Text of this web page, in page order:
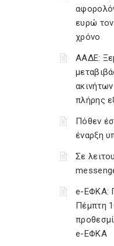
ευρώ
χρόνο
ΑΑΔΕ:
πλήρης
Πόθεν
έναρξη
Σε
e-ΕΦΚΑ:
Πέμπτη
e-ΕΦΚΑ